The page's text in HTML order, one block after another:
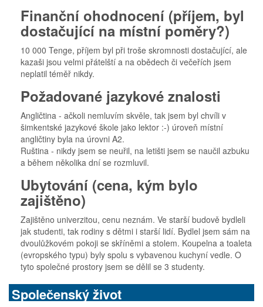
Finanční ohodnocení (příjem, byl
dostačující na místní poměry?)
10 000 Tenge, příjem byl při troše skromnosti dostačující, ale
kazaši jsou velmi přátelští a na obědech či večeřích jsem
neplatil téměř nikdy.
Požadované jazykové znalosti
Angličtina - ačkoli nemluvím skvěle, tak jsem byl chvíli v
šimkentské jazykové škole jako lektor :-) úroveň místní
angličtiny byla na úrovni A2.
Ruština - nikdy jsem se neuřil, na letišti jsem se naučil azbuku
a během několika dní se rozmluvil.
Ubytování (cena, kým bylo
zajištěno)
Zajištěno univerzitou, cenu neznám. Ve starší budově bydleli
jak studenti, tak rodiny s dětmi i starší lidí. Bydlel jsem sám na
dvoulůžkovém pokoji se skříněmi a stolem. Koupelna a toaleta
(evropského typu) byly spolu s vybavenou kuchyní vedle. O
tyto společné prostory jsem se dělil se 3 studenty.
Společenský život